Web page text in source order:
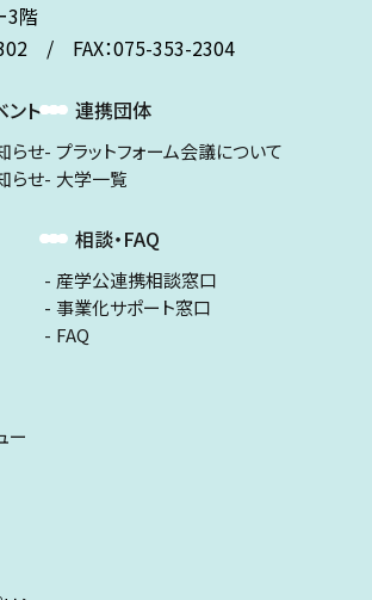
3階
/ FAX：075-353-2304
ント
らせ
らせ
ー
連携団体
プラットフォーム会議について
大学一覧
相談・FAQ
産学公連携相談窓口
事業化サポート窓口
FAQ